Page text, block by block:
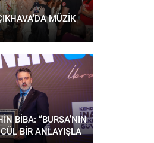
MÜZİK
BİBA: “BURSA’NIN
BİR ANLAYIŞLA